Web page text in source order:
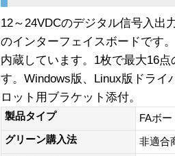
12～24VDCのデジタル信号入出
のインターフェイスボードです
内蔵しています。1枚で最大16
す。Windows版、Linux版ドライ
ロット用ブラケット添付。
製品タイプ
FAボ
グリーン購入法
非適合